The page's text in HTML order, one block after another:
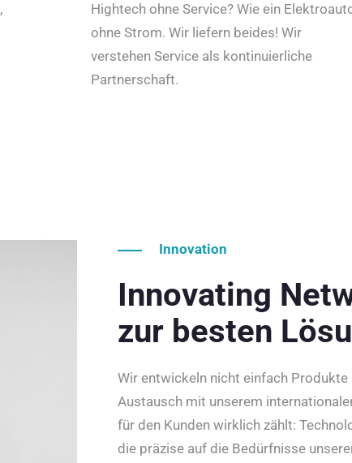
Hightech ohne Service? Wie ein
ohne Strom. Wir liefern beides! Wir
verstehen Service als kontinuierliche
Partnerschaft.
Innovation
Innovating
zur besten
Wir entwickeln nicht einfach
Austausch mit unserem
für den Kunden wirklich zählt:
die präzise auf die Bedürfnisse